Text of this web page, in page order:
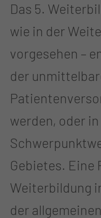
Das 5.
wie in der
vorgesehen –
der
werden, oder in
Gebietes. Eine
Weiterbildung
der